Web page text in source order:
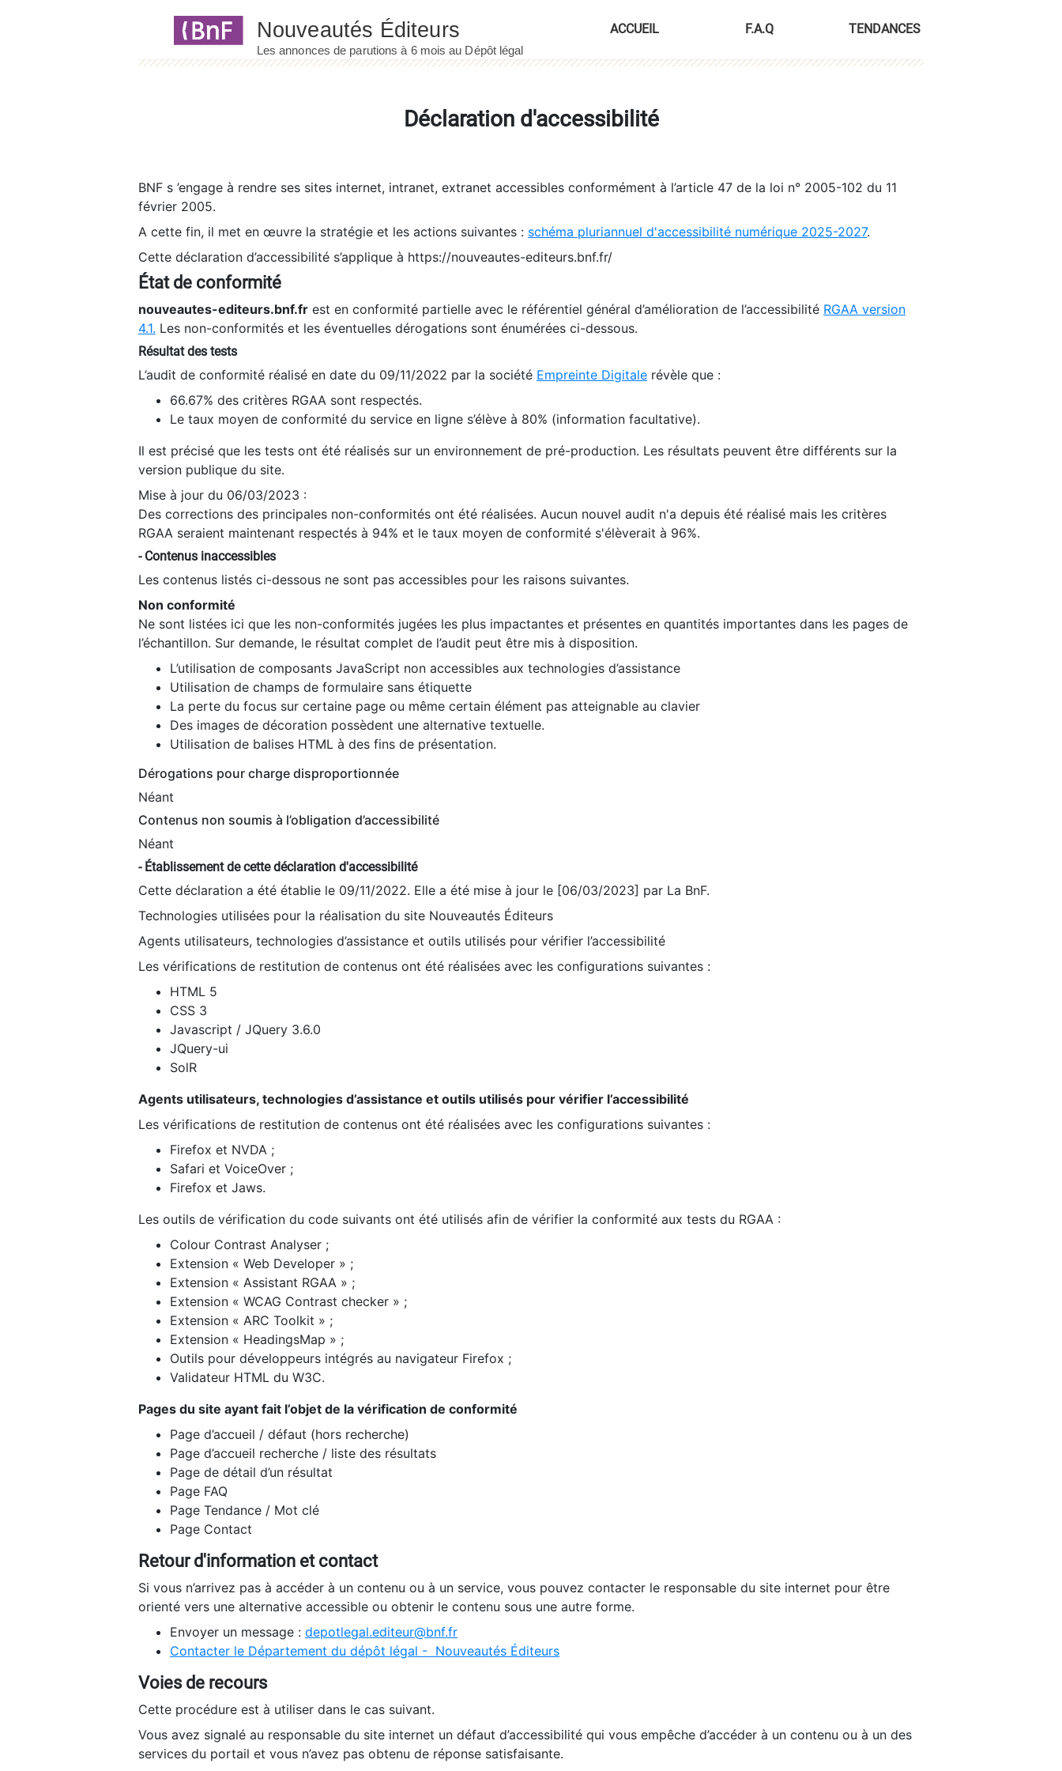
ACCUEIL F.A.Q TENDANCES
Déclaration d'accessibilité
BNF s ’engage à rendre ses sites internet, intranet, extranet accessibles conformément à l’article 47 de la loi n° 2005-102 du 11
février 2005.
A cette fin, il met en œuvre la stratégie et les actions suivantes : schéma pluriannuel d'accessibilité numérique 2025-2027.
Cette déclaration d’accessibilité s’applique à https://nouveautes-editeurs.bnf.fr/
État de conformité
nouveautes-editeurs.bnf.fr est en conformité partielle avec le référentiel général d’amélioration de l’accessibilité RGAA version
4.1. Les non-conformités et les éventuelles dérogations sont énumérées ci-dessous.
Résultat des tests
L’audit de conformité réalisé en date du 09/11/2022 par la société Empreinte Digitale révèle que :
66.67% des critères RGAA sont respectés.
Le taux moyen de conformité du service en ligne s’élève à 80% (information facultative).
Il est précisé que les tests ont été réalisés sur un environnement de pré-production. Les résultats peuvent être différents sur la
version publique du site.
Mise à jour du 06/03/2023 :
Des corrections des principales non-conformités ont été réalisées. Aucun nouvel audit n'a depuis été réalisé mais les critères
RGAA seraient maintenant respectés à 94% et le taux moyen de conformité s'élèverait à 96%.
- Contenus inaccessibles
Les contenus listés ci-dessous ne sont pas accessibles pour les raisons suivantes.
Non conformité
Ne sont listées ici que les non-conformités jugées les plus impactantes et présentes en quantités importantes dans les pages de
l’échantillon. Sur demande, le résultat complet de l’audit peut être mis à disposition.
L’utilisation de composants JavaScript non accessibles aux technologies d’assistance
Utilisation de champs de formulaire sans étiquette
La perte du focus sur certaine page ou même certain élément pas atteignable au clavier
Des images de décoration possèdent une alternative textuelle.
Utilisation de balises HTML à des fins de présentation.
Dérogations pour charge disproportionnée
Néant
Contenus non soumis à l’obligation d’accessibilité
Néant
- Établissement de cette déclaration d'accessibilité
Cette déclaration a été établie le 09/11/2022. Elle a été mise à jour le [06/03/2023] par La BnF.
Technologies utilisées pour la réalisation du site Nouveautés Éditeurs
Agents utilisateurs, technologies d’assistance et outils utilisés pour vérifier l’accessibilité
Les vérifications de restitution de contenus ont été réalisées avec les configurations suivantes :
HTML 5
CSS 3
Javascript / JQuery 3.6.0
JQuery-ui
SolR
Agents utilisateurs, technologies d’assistance et outils utilisés pour vérifier l’accessibilité
Les vérifications de restitution de contenus ont été réalisées avec les configurations suivantes :
Firefox et NVDA ;
Safari et VoiceOver ;
Firefox et Jaws.
Les outils de vérification du code suivants ont été utilisés afin de vérifier la conformité aux tests du RGAA :
Colour Contrast Analyser ;
Extension « Web Developer » ;
Extension « Assistant RGAA » ;
Extension « WCAG Contrast checker » ;
Extension « ARC Toolkit » ;
Extension « HeadingsMap » ;
Outils pour développeurs intégrés au navigateur Firefox ;
Validateur HTML du W3C.
Pages du site ayant fait l’objet de la vérification de conformité
Page d’accueil / défaut (hors recherche)
Page d’accueil recherche / liste des résultats
Page de détail d’un résultat
Page FAQ
Page Tendance / Mot clé
Page Contact
Retour d'information et contact
Si vous n’arrivez pas à accéder à un contenu ou à un service, vous pouvez contacter le responsable du site internet pour être
orienté vers une alternative accessible ou obtenir le contenu sous une autre forme.
Envoyer un message : depotlegal.editeur@bnf.fr
Contacter le Département du dépôt légal - Nouveautés Éditeurs
Voies de recours
Cette procédure est à utiliser dans le cas suivant.
Vous avez signalé au responsable du site internet un défaut d’accessibilité qui vous empêche d’accéder à un contenu ou à un des
services du portail et vous n’avez pas obtenu de réponse satisfaisante.